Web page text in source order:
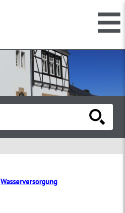
Wasserversorgung